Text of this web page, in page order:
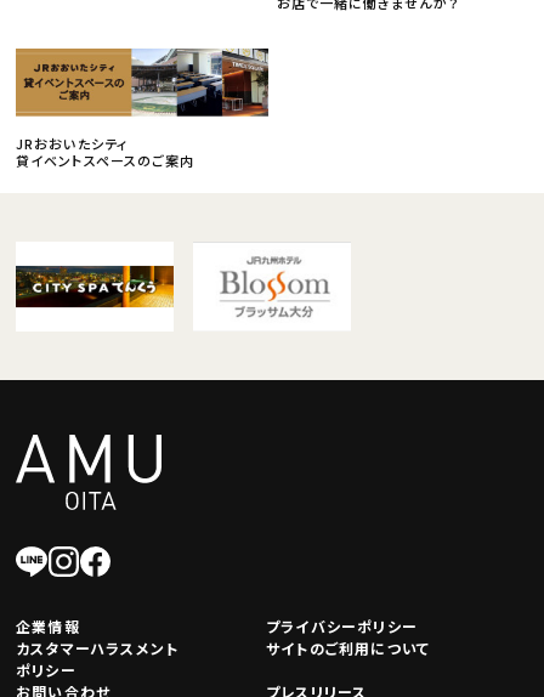
JRおおいたシティ
貸イベントスペースのご案内
企業情報
プライバシーポリシー
カスタマーハラスメント
ポリシー
サイトのご利用について
お問い合わせ プレスリリース